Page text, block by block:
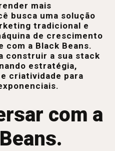
mais
busca uma solução
tradicional e
de crescimento
com a Black Beans.
construir a sua stack
estratégia,
criatividade para
com a